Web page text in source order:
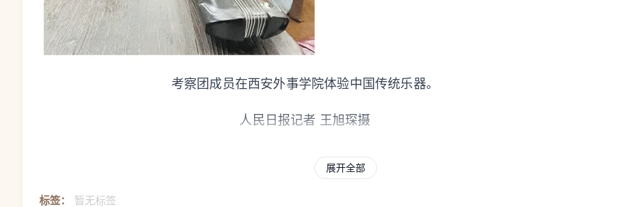
考察团成员在西安外事学院体验中国传统乐器。
人民日报记者 王旭琛摄
展开全部
标签： 暂无标签